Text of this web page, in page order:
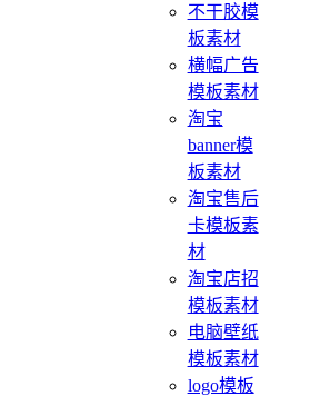
不干胶模
板素材
横幅广告
模板素材
淘宝
banner模
板素材
淘宝售后
卡模板素
材
淘宝店招
模板素材
电脑壁纸
模板素材
logo模板